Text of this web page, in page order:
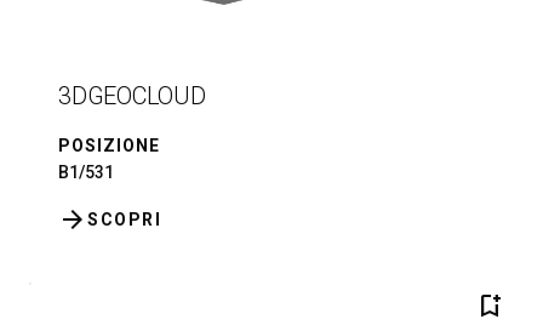
3DGEOCLOUD
POSIZIONE
B1/531
SCOPRI
arrow_forward
bookmark_add